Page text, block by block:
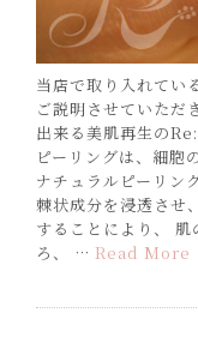
当店で取り入れてい
ご説明させていただ
出来る美肌再生の
ピーリングは、細胞
ナチュラルピーリン
棘状成分を浸透させ
することにより、
ろ、 … Read More